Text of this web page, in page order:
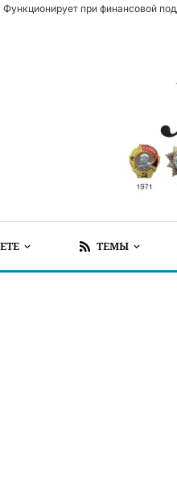
Функционирует при финансовой
ТЕМЫ